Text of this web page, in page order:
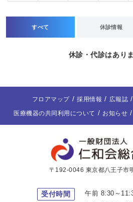
すべて 休診情報
休診・代診はあり
フロアマップ 採用情報 広報誌
医療機器の共同利用について
お知らせ
〒192-0046 東京都八王子市
受付時間
午前 8:30～